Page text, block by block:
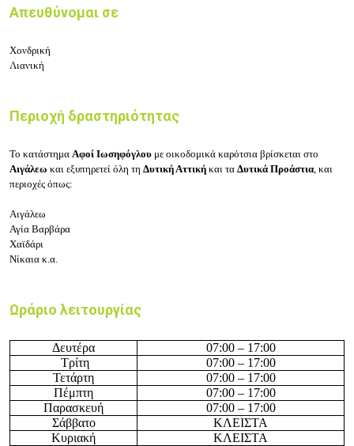
Απευθύνομαι σε
Χονδρική
Λιανική
Περιοχή δραστηριότητας
Το κατάστημα Αφοί Ιωσηφόγλου με οικοδομικά καρότσια βρίσκεται στο
Αιγάλεω και εξυπηρετεί όλη τη Δυτική Αττική και τα Δυτικά Προάστια, και
περιοχές όπως:
Αιγάλεω
Αγία Βαρβάρα
Χαϊδάρι
Νίκαια κ.α.
Ωράριο λειτουργίας
Δευτέρα
07:00 – 17:00
Τρίτη
07:00 – 17:00
Τετάρτη
07:00 – 17:00
Πέμπτη
07:00 – 17:00
Παρασκευή
07:00 – 17:00
Σάββατο
ΚΛΕΙΣΤΑ
Κυριακή
ΚΛΕΙΣΤΑ